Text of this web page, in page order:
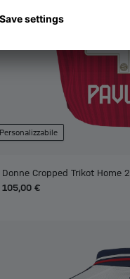
Personalizzabile
Donne Cropped Trikot Home
105,00 €